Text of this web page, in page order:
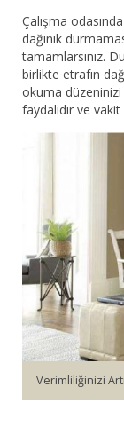
Çalışma
dağınık
tamamlarsınız.
birlikte etrafın
okuma düzeninizi
faydalıdır ve vakit
Verimliliğinizi